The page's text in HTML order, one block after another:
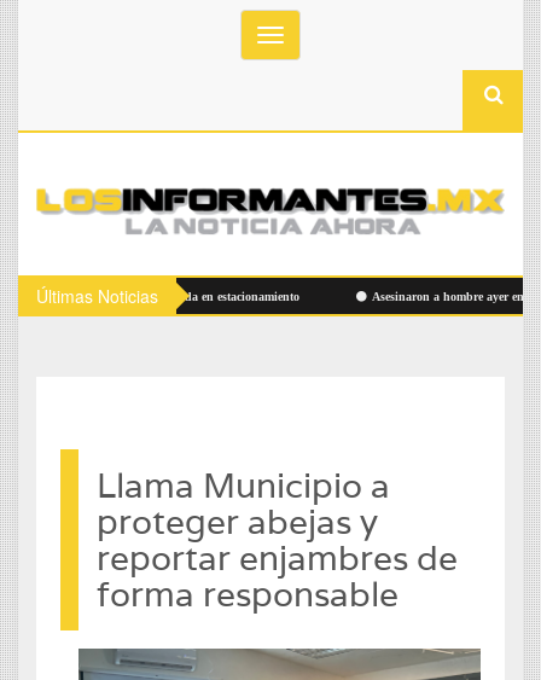
Toggle
navigation
Últimas Noticias
Hallan hombre sin vida en estacionamiento Asesinaron a hombre ayer en Las
Llama Municipio a
proteger abejas y
reportar enjambres de
forma responsable